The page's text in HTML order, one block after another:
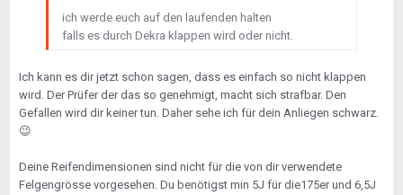
ich werde euch auf den laufenden halten
falls es durch Dekra klappen wird oder nicht.
Ich kann es dir jetzt schon sagen, dass es einfach so nicht klappen
wird. Der Prüfer der das so genehmigt, macht sich strafbar. Den
Gefallen wird dir keiner tun. Daher sehe ich für dein Anliegen schwarz.
😉
Deine Reifendimensionen sind nicht für die von dir verwendete
Felgengrösse vorgesehen. Du benötigst min 5J für die175er und 6,5J